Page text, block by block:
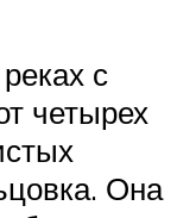
с
четырех
Она